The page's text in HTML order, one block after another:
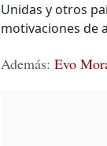
Unidas y otros
motivaciones de
Además: Evo